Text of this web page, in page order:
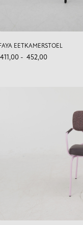
FAYA EETKAMERSTOEL
411,00 - 452,00